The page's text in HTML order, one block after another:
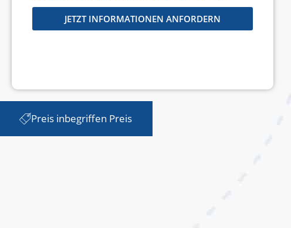
JETZT INFORMATIONEN ANFORDERN
Preis inbegriffen Preis